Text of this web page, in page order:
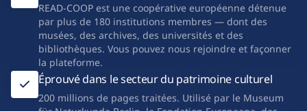
READ-COOP est une coopérative européenne détenue
par plus de 180 institutions membres — dont des
musées, des archives, des universités et des
bibliothèques. Vous pouvez nous rejoindre et façonner
la plateforme.
Éprouvé dans le secteur du patrimoine culturel
200 millions de pages traitées. Utilisé par le Museum